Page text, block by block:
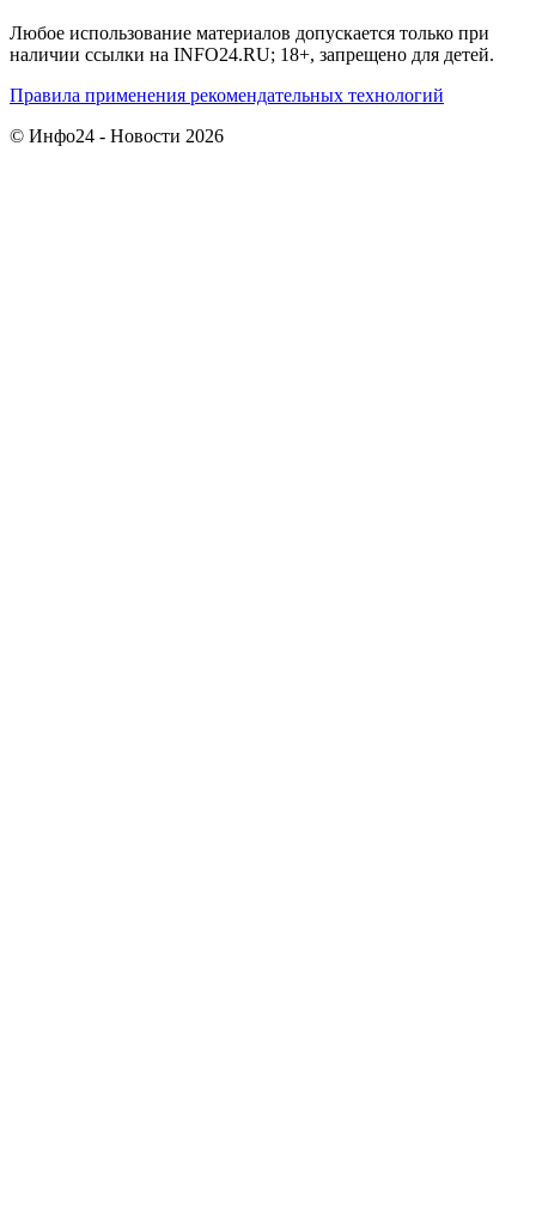
Любое использование материалов допускается только при
наличии ссылки на INFO24.RU; 18+, запрещено для детей.
Правила применения рекомендательных технологий
© Инфо24 - Новости 2026